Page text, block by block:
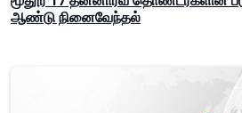
ஆண்டு நினைவேந்தல்